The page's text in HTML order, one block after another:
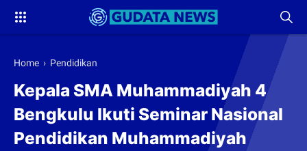
Home › Pendidikan
Kepala SMA Muhammadiyah 4
Bengkulu Ikuti Seminar Nasional
Pendidikan Muhammadiyah